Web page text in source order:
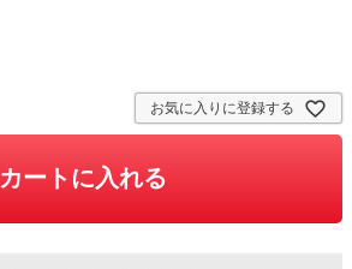
お気に入りに登録する
カートに入れる